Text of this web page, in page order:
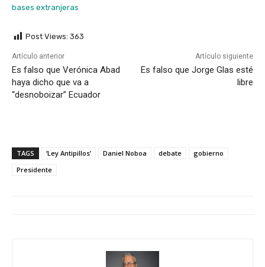
bases extranjeras
Post Views: 363
Artículo anterior
Es falso que Verónica Abad
haya dicho que va a
“desnoboizar” Ecuador
Artículo siguiente
Es falso que Jorge Glas esté
libre
TAGS ‘Ley Antipillos’ Daniel Noboa debate
gobierno
Presidente